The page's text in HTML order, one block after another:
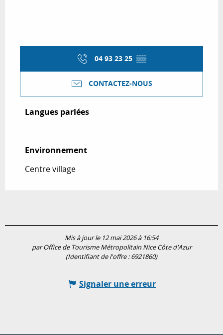
04 93 23 25 ▒▒
CONTACTEZ-NOUS
Langues parlées
Langues parlées
Environnement
Environnement
Centre village
Mis à jour le 12 mai 2026 à 16:54
par Office de Tourisme Métropolitain Nice Côte d'Azur
(Identifiant de l'offre :6921860)
Signaler une erreur